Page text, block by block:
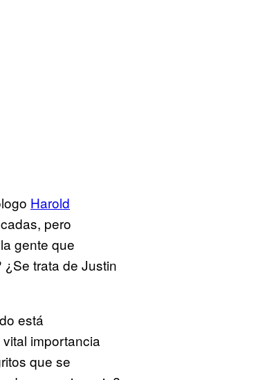
Harold
pero
gente que
¿Se trata de Justin
está
importancia
que se